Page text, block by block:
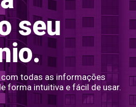
seu
todas as informações
forma intuitiva e fácil de usar.